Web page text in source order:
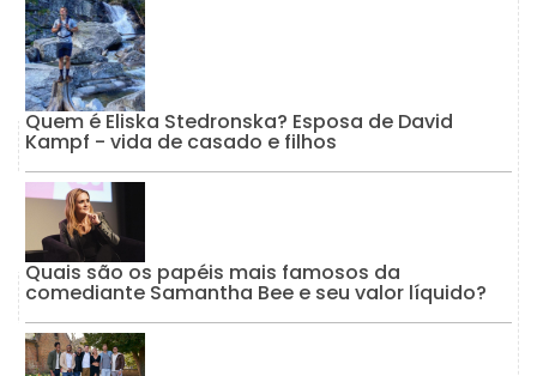
Quem é Eliska Stedronska? Esposa de David
Kampf - vida de casado e filhos
Quais são os papéis mais famosos da
comediante Samantha Bee e seu valor líquido?